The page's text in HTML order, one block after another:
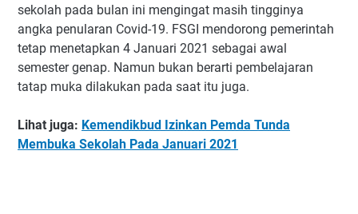
sekolah pada bulan ini mengingat masih tingginya
angka penularan Covid-19. FSGI mendorong pemerintah
tetap menetapkan 4 Januari 2021 sebagai awal
semester genap. Namun bukan berarti pembelajaran
tatap muka dilakukan pada saat itu juga.
Lihat juga: Kemendikbud Izinkan Pemda Tunda
Membuka Sekolah Pada Januari 2021